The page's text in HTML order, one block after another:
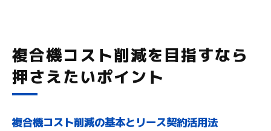
複合機コスト削減を目指すなら
押さえたいポイント
複合機コスト削減の基本とリース契約活用法